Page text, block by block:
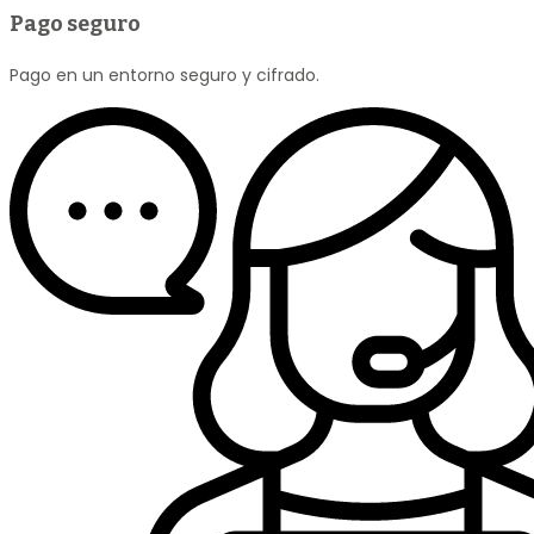
Pago seguro
Pago en un entorno seguro y cifrado.